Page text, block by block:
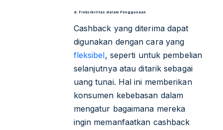
d. Fleksibilitas dalam Penggunaan
Cashback yang diterima dapat
digunakan dengan cara yang
fleksibel, seperti untuk pembelian
selanjutnya atau ditarik sebagai
uang tunai. Hal ini memberikan
konsumen kebebasan dalam
mengatur bagaimana mereka
ingin memanfaatkan cashback